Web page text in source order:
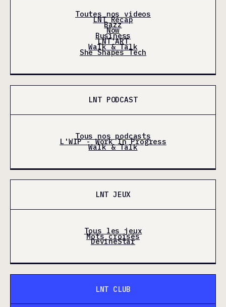
Toutes nos videos
LNT Récap
Bazz
Now
Business
LNT'ART
Walk & Talk
She Shapes Tech
LNT PODCAST
Tous nos podcasts
L'WIP - Work In Progress
Walk & Talk
LNT JEUX
Tous les jeux
Mots croisés
DevineStar
LNT CLUB